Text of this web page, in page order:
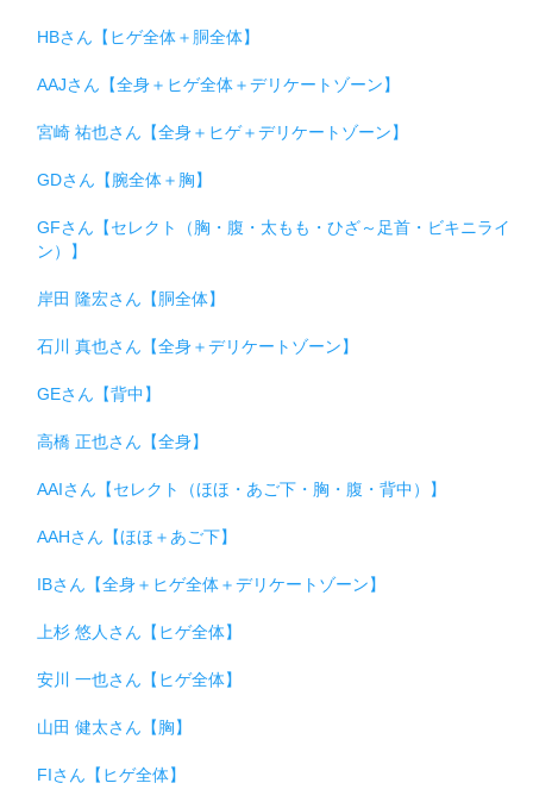
HBさん【ヒゲ全体＋胴全体】
AAJさん【全身＋ヒゲ全体＋デリケートゾーン】
宮崎 祐也さん【全身＋ヒゲ＋デリケートゾーン】
GDさん【腕全体＋胸】
GFさん【セレクト（胸・腹・太もも・ひざ～足首・ビキニライ
ン）】
岸田 隆宏さん【胴全体】
石川 真也さん【全身＋デリケートゾーン】
GEさん【背中】
高橋 正也さん【全身】
AAIさん【セレクト（ほほ・あご下・胸・腹・背中）】
AAHさん【ほほ＋あご下】
IBさん【全身＋ヒゲ全体＋デリケートゾーン】
上杉 悠人さん【ヒゲ全体】
安川 一也さん【ヒゲ全体】
山田 健太さん【胸】
FIさん【ヒゲ全体】